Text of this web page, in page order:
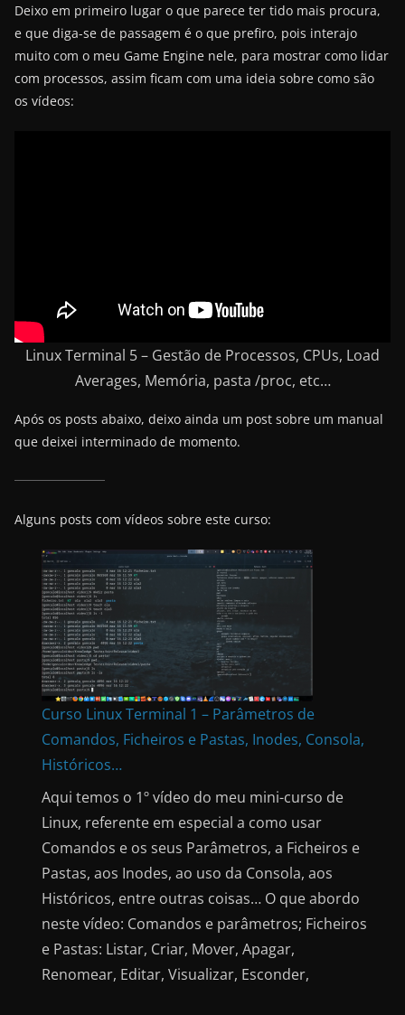
Deixo em primeiro lugar o que parece ter tido mais procura,
e que diga-se de passagem é o que prefiro, pois interajo
muito com o meu Game Engine nele, para mostrar como lidar
com processos, assim ficam com uma ideia sobre como são
os vídeos:
Linux Terminal 5 – Gestão de Processos, CPUs, Load
Averages, Memória, pasta /proc, etc…
Após os posts abaixo, deixo ainda um post sobre um manual
que deixei interminado de momento.
Alguns posts com vídeos sobre este curso:
Curso Linux Terminal 1 – Parâmetros de
Comandos, Ficheiros e Pastas, Inodes, Consola,
Históricos…
Aqui temos o 1º vídeo do meu mini-curso de
Linux, referente em especial a como usar
Comandos e os seus Parâmetros, a Ficheiros e
Pastas, aos Inodes, ao uso da Consola, aos
Históricos, entre outras coisas… O que abordo
neste vídeo: Comandos e parâmetros; Ficheiros
e Pastas: Listar, Criar, Mover, Apagar,
Renomear, Editar, Visualizar, Esconder,